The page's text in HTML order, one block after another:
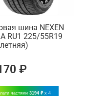
шина NEXEN
RU1 225/55R19
₽
частями 3194 ₽ x 4